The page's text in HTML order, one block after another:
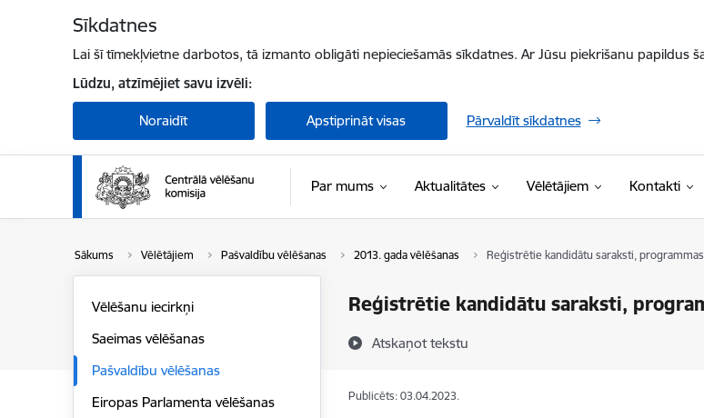
Sīkdatnes
Lai šī tīmekļvietne darbotos, tā izmanto obligāti nepieciešamās sīkdatnes. Ar Jūsu piekrišanu papildus
Lūdzu, atzīmējiet savu izvēli:
Noraidīt Apstiprināt visas Pārvaldīt sīkdatnes
Par mums Aktualitātes Vēlētājiem Kontakti
Sākums Vēlētājiem Pašvaldību vēlēšanas 2013. gada vēlēšanas Reģistrētie kandidātu saraksti,
Reģistrētie kandidātu saraksti,
Atskaņot tekstu
Vēlēšanu iecirkņi
Saeimas vēlēšanas
Pašvaldību vēlēšanas
Eiropas Parlamenta vēlēšanas
Publicēts: 03.04.2023.